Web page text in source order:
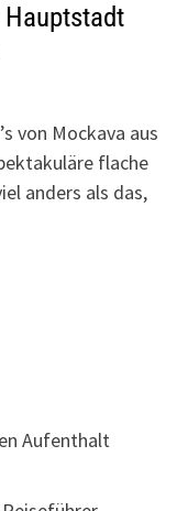
von Mockava aus
flache
anders als das,
Aufenthalt